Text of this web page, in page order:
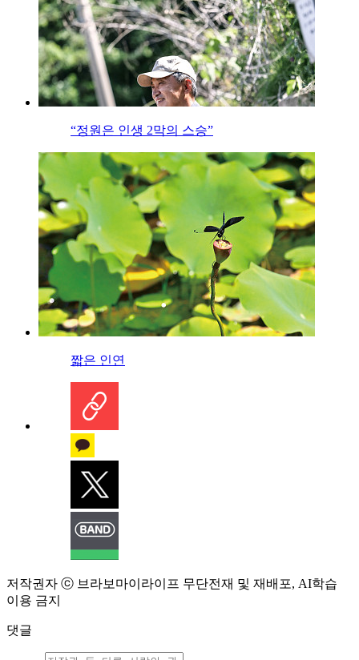
“정원은 인생 2막의 스승”
짧은 인연
저작권자 ⓒ 브라보마이라이프 무단전재 및 재배포, AI학습
이용 금지
댓글